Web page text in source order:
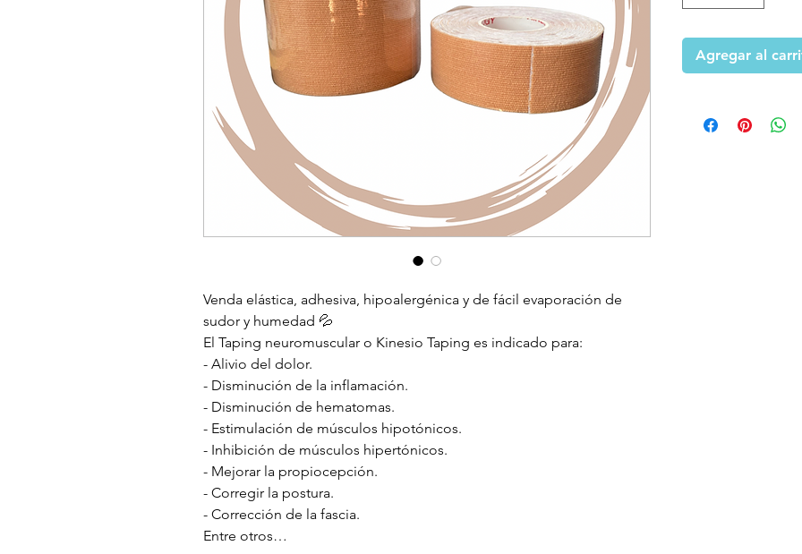
Venda elástica, adhesiva, hipoalergénica y de fácil evaporación de
sudor y humedad 💦
El Taping neuromuscular o Kinesio Taping es indicado para:
- Alivio del dolor.
- Disminución de la inflamación.
- Disminución de hematomas.
- Estimulación de músculos hipotónicos.
- Inhibición de músculos hipertónicos.
- Mejorar la propiocepción.
- Corregir la postura.
- Corrección de la fascia.
Entre otros…
Agregar al